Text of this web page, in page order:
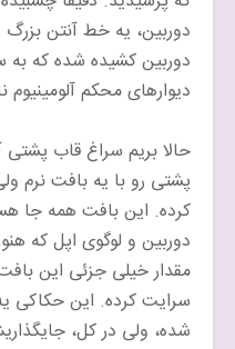
دوربین، یه خط آنتن بزرگ
دوربین کشیده شده که به
دیوارهای محکم آلومینیوم
پشتی رو با یه بافت نرم
کرده. این بافت همه جا
دوربین و لوگوی اپل که
مقدار خیلی جزئی این
سرایت کرده. این حکاکی
شده، ولی در کل،